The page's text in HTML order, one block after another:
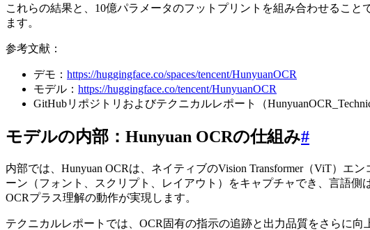
これらの結果と、10億パラメータのフットプリントを組み合わせるこ
ます。
参考文献：
デモ： https://huggingface.co/spaces/tencent/HunyuanOCR
モデル： https://huggingface.co/tencent/HunyuanOCR
GitHubリポジトリおよびテクニカルレポート（
モデルの内部：Hunyuan OCRの仕組み#
内部では、Hunyuan OCRは、ネイティブのVision Transformer（ViT）
ーン（フォント、スクリプト、レイアウト）をキャプチャでき、言語
OCRプラス理解の動作が実現します。
テクニカルレポートでは、OCR固有の指示の追跡と出力品質をさらに